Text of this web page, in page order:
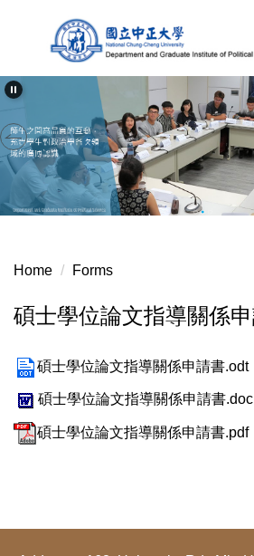
main
content
block
Home Forms
碩士學位論文指導關係
碩士學位論文指導關係申請書.odt
碩士學位論文指導關係申請書.doc
碩士學位論文指導關係申請書.pdf